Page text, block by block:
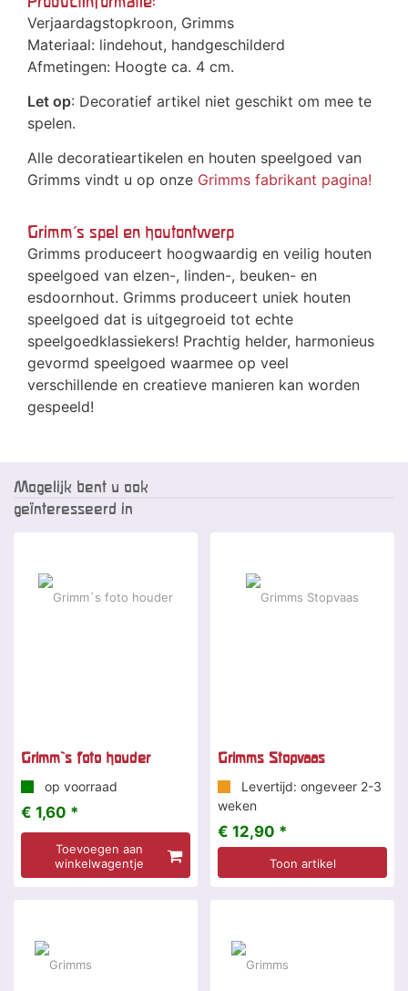
Verjaardagstopkroon, Grimms
Materiaal: lindehout, handgeschilderd
Afmetingen: Hoogte ca. 4 cm.
Let op: Decoratief artikel niet geschikt om mee te
spelen.
Alle decoratieartikelen en houten speelgoed van
Grimms vindt u op onze Grimms fabrikant pagina!
Grimm's spel en houtontwerp
Grimms produceert hoogwaardig en veilig houten
speelgoed van elzen-, linden-, beuken- en
esdoornhout. Grimms produceert uniek houten
speelgoed dat is uitgegroeid tot echte
speelgoedklassiekers! Prachtig helder, harmonieus
gevormd speelgoed waarmee op veel
verschillende en creatieve manieren kan worden
gespeeld!
Mogelijk bent u ook
geïnteresseerd in
Grimm`s foto houder
op voorraad
€ 1,60 *
Toevoegen aan
winkelwagentje
Grimms Stopvaas
Levertijd: ongeveer 2-3
weken
€ 12,90 *
Toon artikel